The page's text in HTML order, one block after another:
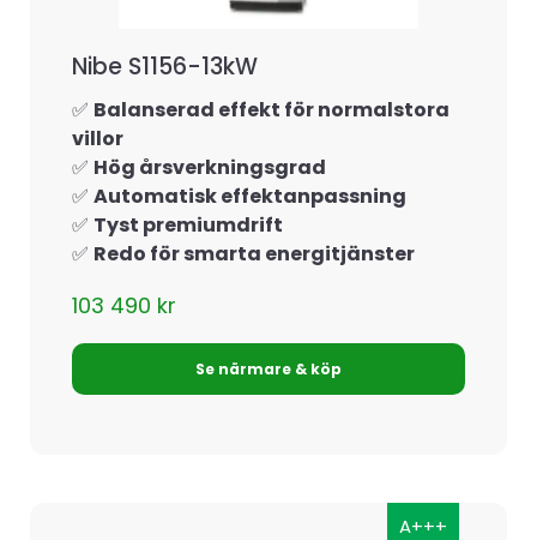
Nibe S1156-13kW
✅ Balanserad effekt för normalstora
villor
✅ Hög årsverkningsgrad
✅ Automatisk effektanpassning
✅ Tyst premiumdrift
✅ Redo för smarta energitjänster
103 490 kr
Se närmare & köp
A+++